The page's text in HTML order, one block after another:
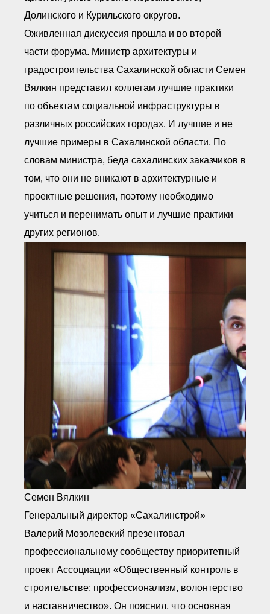
Долинского и Курильского округов.
Оживленная дискуссия прошла и во второй
части форума. Министр архитектуры и
градостроительства Сахалинской области Семен
Вялкин представил коллегам лучшие практики
по объектам социальной инфраструктуры в
различных российских городах. И лучшие и не
лучшие примеры в Сахалинской области. По
словам министра, беда сахалинских заказчиков в
том, что они не вникают в архитектурные и
проектные решения, поэтому необходимо
учиться и перенимать опыт и лучшие практики
других регионов.
Семен Вялкин
Генеральный директор «Сахалинстрой»
Валерий Мозолевский презентовал
профессиональному сообществу приоритетный
проект Ассоциации «Общественный контроль в
строительстве: профессионализм, волонтерство
и наставничество». Он пояснил, что основная